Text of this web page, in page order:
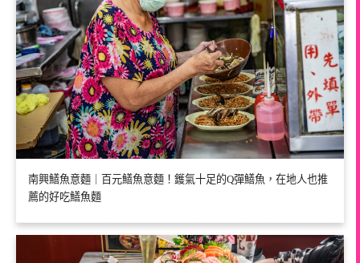
南興鱔魚意麵｜百元鱔魚意麵！鑊氣十足的Q彈鱔魚，在地人也推
薦的好吃鱔魚麵